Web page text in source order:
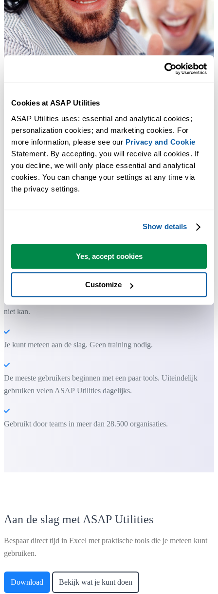
Cookies at ASAP Utilities
ASAP Utilities uses: essential and analytical cookies;
personalization cookies; and marketing cookies. For
more information, please see our Privacy and Cookie
Statement. By accepting, you will receive all cookies. If
you decline, we will only place essential and analytical
cookies. You can change your settings at any time via
the privacy settings.
Show details
Yes, accept cookies
Customize
Praktische tools die veel Excel-gebruikers in Excel missen.
Bespaar tijd in Excel. Snel en eenvoudig.
ASAP Utilities helpt je tijd besparen en dingen doen die Excel alleen
niet kan.
Je kunt meteen aan de slag. Geen training nodig.
De meeste gebruikers beginnen met een paar tools. Uiteindelijk
gebruiken velen ASAP Utilities dagelijks.
Gebruikt door teams in meer dan 28.500 organisaties.
Aan de slag met ASAP Utilities
Bespaar direct tijd in Excel met praktische tools die je meteen kunt
gebruiken.
Download Bekijk wat je kunt doen